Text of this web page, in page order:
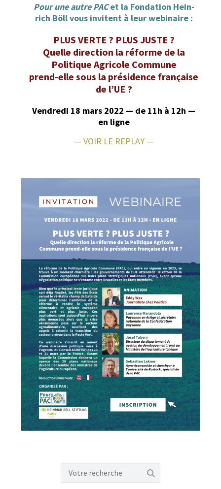
Pour une autre PACet la Fon­da­tion Hein­
rich Böll vous invi­tent à leur webinaire :
PLUS VERTE ? PLUS JUSTE ?
Quelle direction la réforme de la
Politique Agricole Commune
prend-elle sous la présidence française
de l’UE ?
Ven­dre­di 18 mars 2022 — de 11h à 12h —
en ligne
— VOIR LE REPLAY—